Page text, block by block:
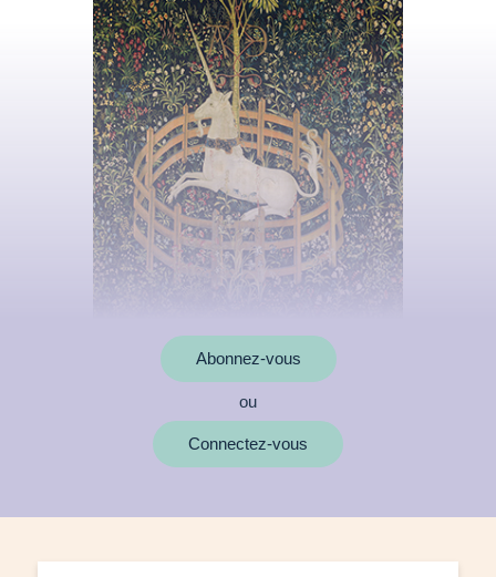
Abonnez-vous
ou
Connectez-vous